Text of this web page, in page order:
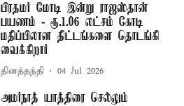
பிரதமர் மோடி இன்று ராஜஸ்தான்
பயணம் - ரூ.1.06 லட்சம் கோடி
மதிப்பிலான திட்டங்களை தொடங்கி
வைக்கிறார்
தினத்தந்தி 04 Jul 2026
அமர்நாத் யாத்திரை செல்லும்